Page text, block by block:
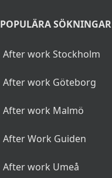
POPULÄRA SÖKNINGAR
After work Stockholm
After work Göteborg
After work Malmö
After Work Guiden
After work Umeå